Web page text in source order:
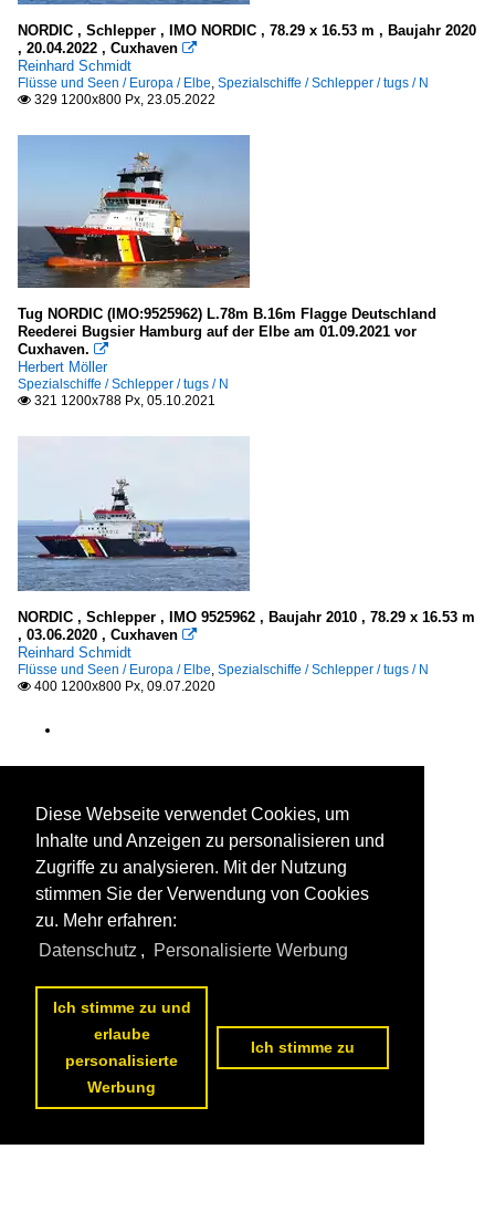
NORDIC , Schlepper , IMO NORDIC , 78.29 x 16.53 m , Baujahr 2020
, 20.04.2022 , Cuxhaven 
Reinhard Schmidt
Flüsse und Seen / Europa / Elbe, Spezialschiffe / Schlepper / tugs / N
 329 1200x800 Px, 23.05.2022
Tug NORDIC (IMO:9525962) L.78m B.16m Flagge Deutschland
Reederei Bugsier Hamburg auf der Elbe am 01.09.2021 vor
Cuxhaven. 
Herbert Möller
Spezialschiffe / Schlepper / tugs / N
 321 1200x788 Px, 05.10.2021
NORDIC , Schlepper , IMO 9525962 , Baujahr 2010 , 78.29 x 16.53 m
, 03.06.2020 , Cuxhaven 
Reinhard Schmidt
Flüsse und Seen / Europa / Elbe, Spezialschiffe / Schlepper / tugs / N
 400 1200x800 Px, 09.07.2020
Diese Webseite verwendet Cookies, um
Inhalte und Anzeigen zu personalisieren und
Zugriffe zu analysieren. Mit der Nutzung
stimmen Sie der Verwendung von Cookies
zu. Mehr erfahren:
Datenschutz , Personalisierte Werbung
Ich stimme zu und
erlaube
personalisierte
Werbung
Ich stimme zu